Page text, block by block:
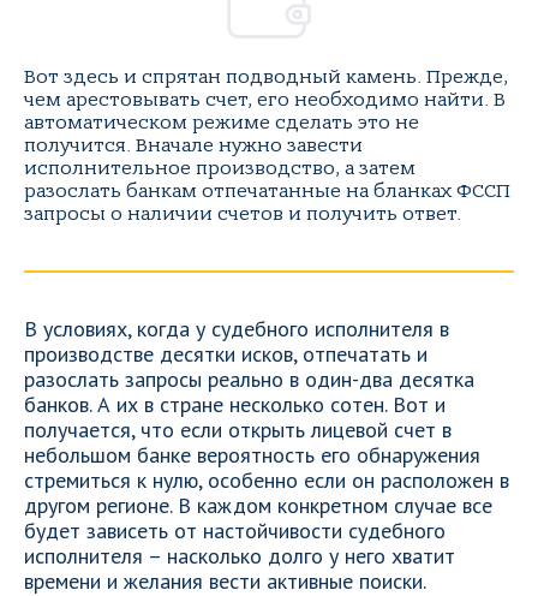
Вот здесь и спрятан подводный камень. Прежде,
чем арестовывать счет, его необходимо найти. В
автоматическом режиме сделать это не
получится. Вначале нужно завести
исполнительное производство, а затем
разослать банкам отпечатанные на бланках ФССП
запросы о наличии счетов и получить ответ.
В условиях, когда у судебного исполнителя в
производстве десятки исков, отпечатать и
разослать запросы реально в один-два десятка
банков. А их в стране несколько сотен. Вот и
получается, что если открыть лицевой счет в
небольшом банке вероятность его обнаружения
стремиться к нулю, особенно если он расположен в
другом регионе. В каждом конкретном случае все
будет зависеть от настойчивости судебного
исполнителя – насколько долго у него хватит
времени и желания вести активные поиски.